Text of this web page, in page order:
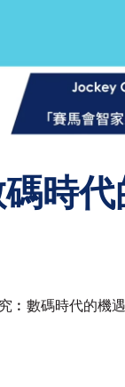
時
︰數碼時代的機